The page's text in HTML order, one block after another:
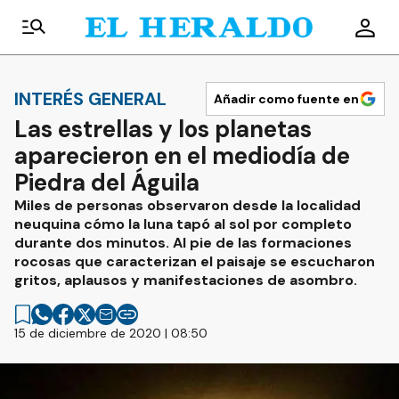
INTERÉS GENERAL Añadir como fuente en
Las estrellas y los planetas
aparecieron en el mediodía de
Piedra del Águila
Miles de personas observaron desde la localidad
neuquina cómo la luna tapó al sol por completo
durante dos minutos. Al pie de las formaciones
rocosas que caracterizan el paisaje se escucharon
gritos, aplausos y manifestaciones de asombro.
15 de diciembre de 2020 | 08:50